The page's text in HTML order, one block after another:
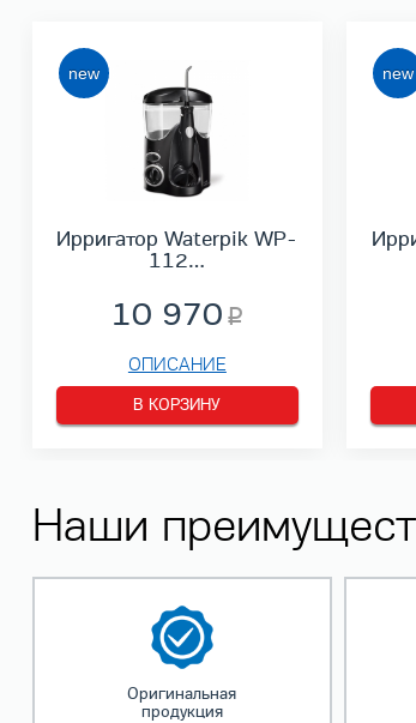
Ирригатор Waterpik WP-
112…
10 970
ОПИСАНИЕ
В КОРЗИНУ
Наши
Оригинальная
продукция